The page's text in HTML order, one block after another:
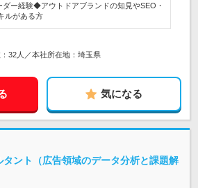
ダー経験◆アウトドアブランドの知見やSEO・
ルがある方
32人／本社所在地：埼玉県
気になる
タント（広告領域のデータ分析と課題解